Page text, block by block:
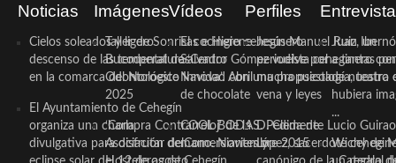
Noticias
Cielos soleados y ligero
descenso de las temperaturas
en la comarca del Noroeste
El Ayuntamiento de Cehegín
organiza una charla
divulgativa para disfrutar del
Imágenes
Taller de Sonrisas e Higiene
Bucodental de ‘Centro
Odontológico Innova’. Abril
2025
‘Compra Contrarreloj’ de la
Asociación de Comerciantes y
Vídeos
El cocinero ceheginero
Salvador Gómez vuelve por
Navidad con una propuesta
de chocolate
COOL BODAS. Pedida de
mano. Noviembre 2015
Perfiles
Jesús Manuel Ruiz, un
periodista ceheginero con
mucha psicología, teatro
vena y leyes
D. Clemente Lucio Guirao
López, sacerdote
Juan
a tantas
de nuestra
hubiera
...
Wichy de